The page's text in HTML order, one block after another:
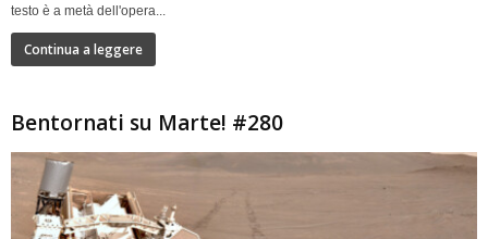
testo è a metà dell'opera...
Continua a leggere
Bentornati su Marte! #280